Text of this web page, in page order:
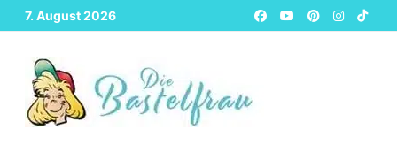
Zurück
zum
Inhalt
7. August 2026